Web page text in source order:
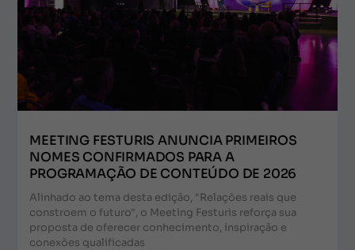
MEETING FESTURIS ANUNCIA PRIMEIROS
NOMES CONFIRMADOS PARA A
PROGRAMAÇÃO DE CONTEÚDO DE 2026
Alinhado ao tema desta edição, "Relações reais que
constroem o futuro", o Meeting Festuris reforça sua
proposta de oferecer conhecimento, inspiração e
conexões qualificadas